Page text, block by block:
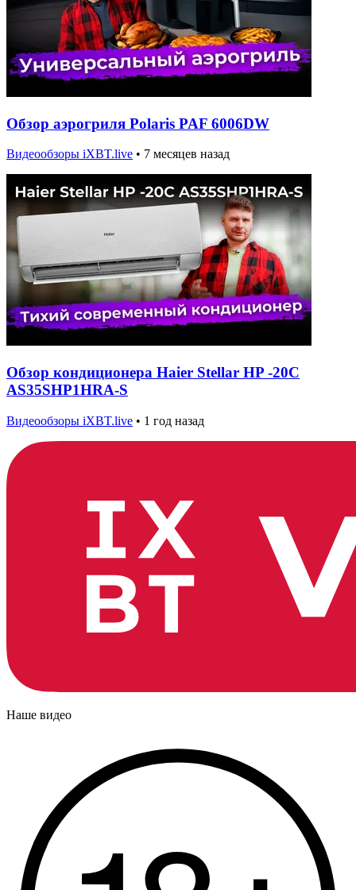
Обзор аэрогриля Polaris PAF 6006DW
Видеообзоры iXBT.live • 7 месяцев назад
Обзор кондиционера Haier Stellar HP -20C
AS35SHP1HRA-S
Видеообзоры iXBT.live • 1 год назад
Наше видео